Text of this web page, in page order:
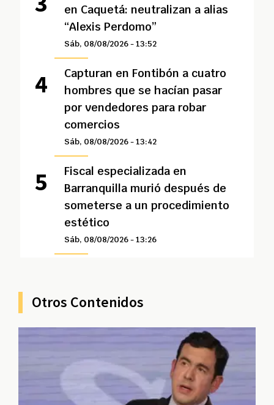
en Caquetá: neutralizan a alias
“Alexis Perdomo”
Sáb, 08/08/2026 - 13:52
Capturan en Fontibón a cuatro
hombres que se hacían pasar
por vendedores para robar
comercios
Sáb, 08/08/2026 - 13:42
Fiscal especializada en
Barranquilla murió después de
someterse a un procedimiento
estético
Sáb, 08/08/2026 - 13:26
Otros Contenidos